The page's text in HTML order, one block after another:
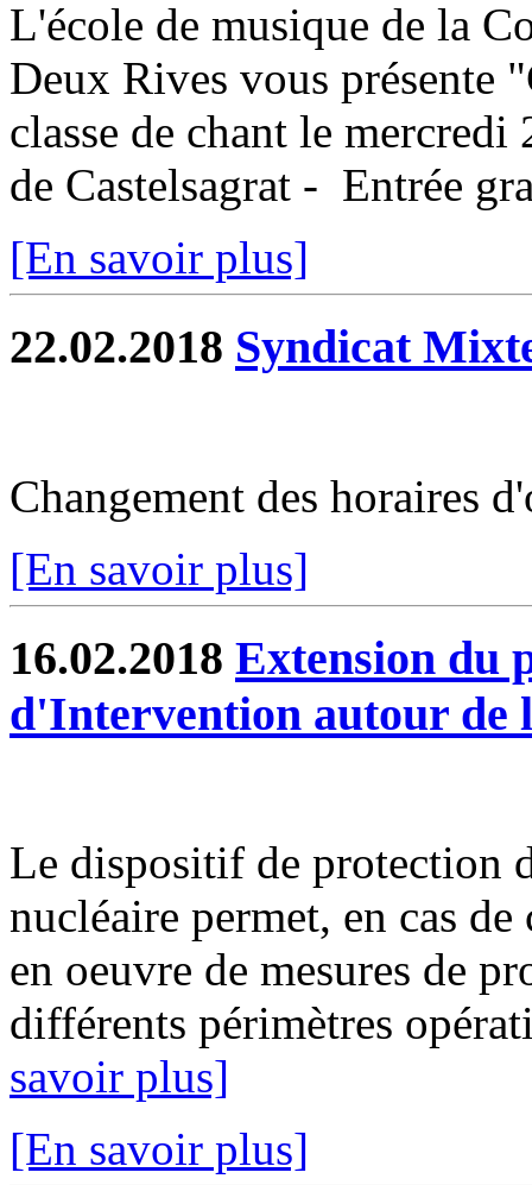
L'école de musique de la
Deux Rives vous présente
classe de chant le mercredi
de Castelsagrat - Entrée
[En savoir plus]
22.02.2018 Syndicat
Changement des horaires
[En savoir plus]
16.02.2018 Extension du
d'Intervention autour de
Le dispositif de protection
nucléaire permet, en cas
en oeuvre de mesures de
différents périmètres
savoir plus]
[En savoir plus]